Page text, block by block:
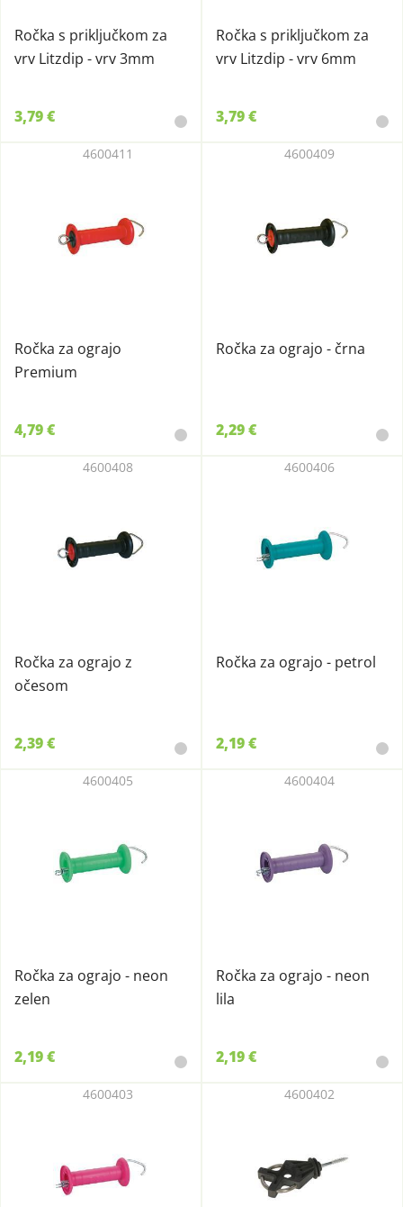
Ročka s priključkom za
vrv Litzdip - vrv 3mm
3,79 €
Ročka s priključkom za
vrv Litzdip - vrv 6mm
3,79 €
Ročka za ograjo
Premium
4600411
4,79 €
Ročka za ograjo - črna
4600409
2,29 €
Ročka za ograjo z
očesom
4600408
2,39 €
Ročka za ograjo - petrol
4600406
2,19 €
Ročka za ograjo - neon
zelen
4600405
2,19 €
Ročka za ograjo - neon
lila
4600404
2,19 €
4600403 4600402